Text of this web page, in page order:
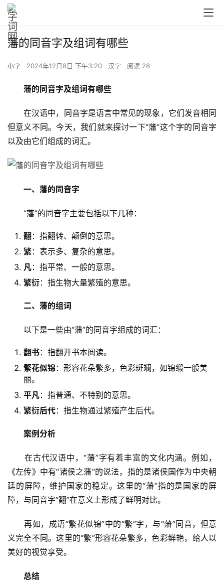
藩的同音字及组词有哪些
小字 2024年12月8日 下午3:20 汉字 阅读 28
藩的同音字及组词有哪些
在汉语中，同音字是语言中常见的现象，它们发音相同
但意义不同。今天，我们就来探讨一下“藩”这个字的同音字
以及由它们组成的词汇。
一、藩的同音字
“藩”的同音字主要包括以下几种：
翻 ：指翻转、颠倒的意思。
繁：表示多、复杂的意思。
凡：指平常、一般的意思。
繁衍：指生物大量繁殖的意思。
二、藩的组词
以下是一些由“藩”的同音字组成的词汇：
翻书：指翻开书本阅读。
繁花似锦：形容花朵繁多，色彩斑斓，如锦缎一般美
丽。
平凡：指普通、不特别的意思。
繁衍后代：指生物通过繁殖产生后代。
案例分析
在古代汉语中，“藩”字有着丰富的文化内涵。例如，
《左传》中有“诸侯之藩”的说法，指的是诸侯国作为中央朝
廷的屏障，维护国家的稳定。这里的“藩”指的是国家的屏
障，与同音字“翻”在意义上形成了鲜明对比。
再如，成语“繁花似锦”中的“繁”字，与“藩”同音，但意
义完全不同。这里的“繁”形容花朵繁多，色彩鲜艳，给人以
美好的视觉享受。
总结